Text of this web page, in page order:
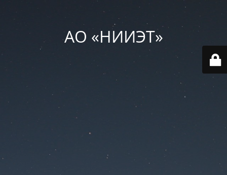
АО «НИИЭТ»